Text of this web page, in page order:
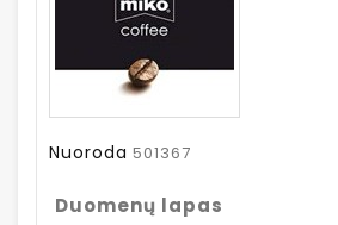
Nuoroda 501367
Duomenų lapas